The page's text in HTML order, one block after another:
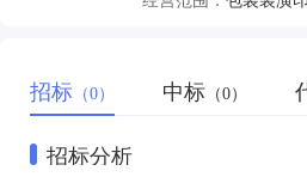
招标 （0） 中标 （0）
招标分析